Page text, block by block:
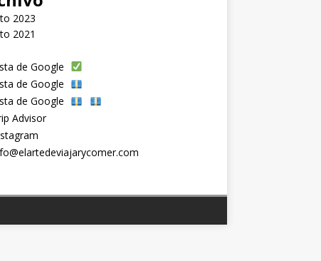
2023
2021
de Google
de Google
de Google
Advisor